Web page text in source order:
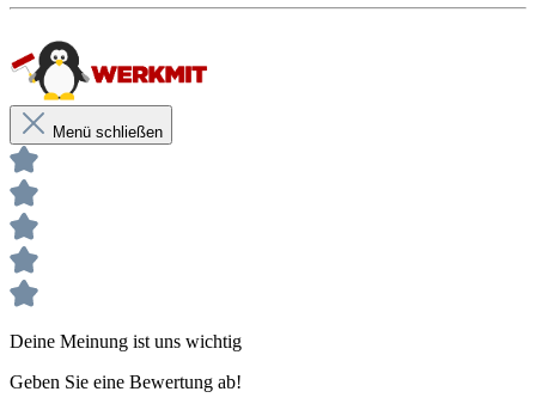
Menü schließen
Deine Meinung ist uns wichtig
Geben Sie eine Bewertung ab!